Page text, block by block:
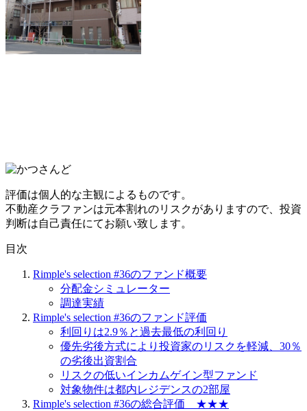
評価は個人的な主観によるものです。
不動産クラファンは元本割れのリスクがありますので、投資
判断は自己責任にてお願い致します。
目次
Rimple's selection #36のファンド概要
分配金シミュレーター
調達実績
Rimple's selection #36のファンド評価
利回りは2.9％と過去最低の利回り
優先劣後方式により投資家のリスクを軽減、30％
の劣後出資割合
リスクの低いインカムゲイン型ファンド
対象物件は都内レジデンスの2部屋
Rimple's selection #36の総合評価 ★★★